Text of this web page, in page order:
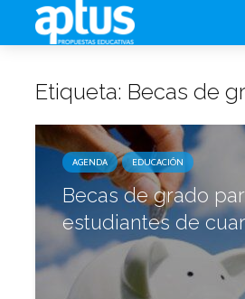
Etiqueta: Becas de
AGENDA EDUCACIÓN
Becas de grado
estudiantes de